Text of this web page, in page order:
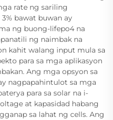
rate ng sariling
bawat buwan ay
ng buong-lifepo4 na
ng naimbak na
kahit walang input mula sa
para sa mga aplikasyon
Ang mga opsyon sa
nagpapahintulot sa mga
para sa solar na i-
at kapasidad habang
sa lahat ng cells. Ang